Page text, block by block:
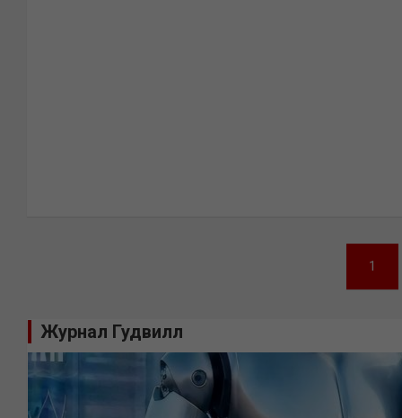
записям
1
Журнал Гудвилл